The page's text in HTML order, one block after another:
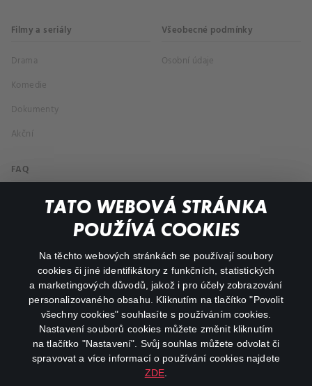
TATO WEBOVÁ STRÁNKA
POUŽÍVÁ COOKIES
Na těchto webových stránkách se používají soubory
cookies či jiné identifikátory z funkčních, statistických
a marketingových důvodů, jakož i pro účely zobrazování
personalizovaného obsahu. Kliknutím na tlačítko "Povolit
všechny cookies" souhlasíte s používáním cookies.
Nastavení souborů cookies můžete změnit kliknutím
na tlačítko "Nastavení". Svůj souhlas můžete odvolat či
spravovat a více informací o používání cookies najdete
ZDE
Filmy a seriály
Drama
Komedie
Dokumenty
Akční
Všeobecné podmínky
Osobní údaje
FAQ
Můj účet
Důležité odkazy
facebookinstagram
youtube